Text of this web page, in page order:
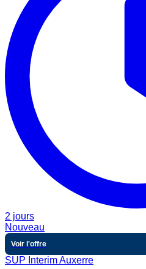
2 jours
Nouveau
Voir l'offre
SUP Interim Auxerre